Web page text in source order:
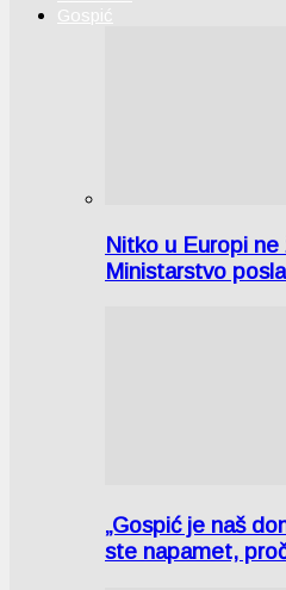
Gospić
Nitko u Europi
Ministarstvo
„Gospić je naš
ste napamet,